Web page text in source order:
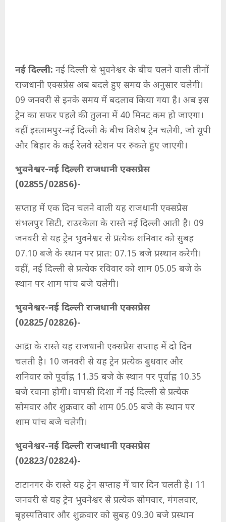
नई दिल्ली: नई दिल्ली से भुवनेश्वर के बीच चलने वाली तीनों
राजधानी एक्सप्रेस अब बदले हुए समय के अनुसार चलेगी।
09 जनवरी से इनके समय में बदलाव किया गया है। अब इस
ट्रेन का सफर पहले की तुलना में 40 मिनट कम हो जाएगा।
वहीं इस्लामपुर-नई दिल्ली के बीच विशेष ट्रेन चलेगी, जो यूपी
और बिहार के कई रेलवे स्टेशन पर रुकते हुए जाएगी।
भुवनेश्वर-नई दिल्ली राजधानी एक्सप्रेस
(02855/02856)-
सप्ताह में एक दिन चलने वाली यह राजधानी एक्सप्रेस
संभलपुर सिटी, राउरकेला के रास्ते नई दिल्ली आती है। 09
जनवरी से यह ट्रेन भुवनेश्वर से प्रत्येक शनिवार को सुबह
07.10 बजे के स्थान पर प्रात: 07.15 बजे प्रस्थान करेगी।
वहीं, नई दिल्ली से प्रत्येक रविवार को शाम 05.05 बजे के
स्थान पर शाम पांच बजे चलेगी।
भुवनेश्वर-नई दिल्ली राजधानी एक्सप्रेस
(02825/02826)-
आद्रा के रास्ते यह राजधानी एक्सप्रेस सप्ताह में दो दिन
चलती है। 10 जनवरी से यह ट्रेन प्रत्येक बुधवार और
शनिवार को पूर्वाह्न 11.35 बजे के स्थान पर पूर्वाह्न 10.35
बजे रवाना होगी। वापसी दिशा में नई दिल्ली से प्रत्येक
सोमवार और शुक्रवार को शाम 05.05 बजे के स्थान पर
शाम पांच बजे चलेगी।
भुवनेश्वर-नई दिल्ली राजधानी एक्सप्रेस
(02823/02824)-
टाटानगर के रास्ते यह ट्रेन सप्ताह में चार दिन चलती है। 11
जनवरी से यह ट्रेन भुवनेश्वर से प्रत्येक सोमवार, मंगलवार,
बृहस्पतिवार और शुक्रवार को सुबह 09.30 बजे प्रस्थान